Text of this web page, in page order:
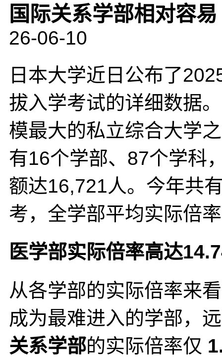
国际关系学部相对容易
26-06-10
日本大学近日公布了
拔入学考试的详细数据
模最大的私立综合大学
有16个学部、87个学科
额达16,721人。今年共
考，全学部平均实际倍
医学部实际倍率高达
从各学部的实际倍率来
成为最难进入的学部，
关系学部的实际倍率仅